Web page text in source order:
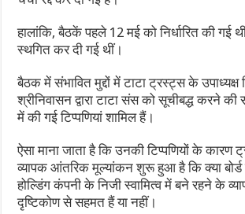
हालांकि, बैठकें पहले 12 मई को निर्धारित की गई
स्थगित कर दी गई थीं।
बैठक में संभावित मुद्दों में टाटा ट्रस्ट्स के
श्रीनिवासन द्वारा टाटा संस को सूचीबद्ध करने की
में की गई टिप्पणियां शामिल हैं।
ऐसा माना जाता है कि उनकी टिप्पणियों के
व्यापक आंतरिक मूल्यांकन शुरू हुआ है कि क्या
होल्डिंग कंपनी के निजी स्वामित्व में बने रहने के
दृष्टिकोण से सहमत हैं या नहीं।